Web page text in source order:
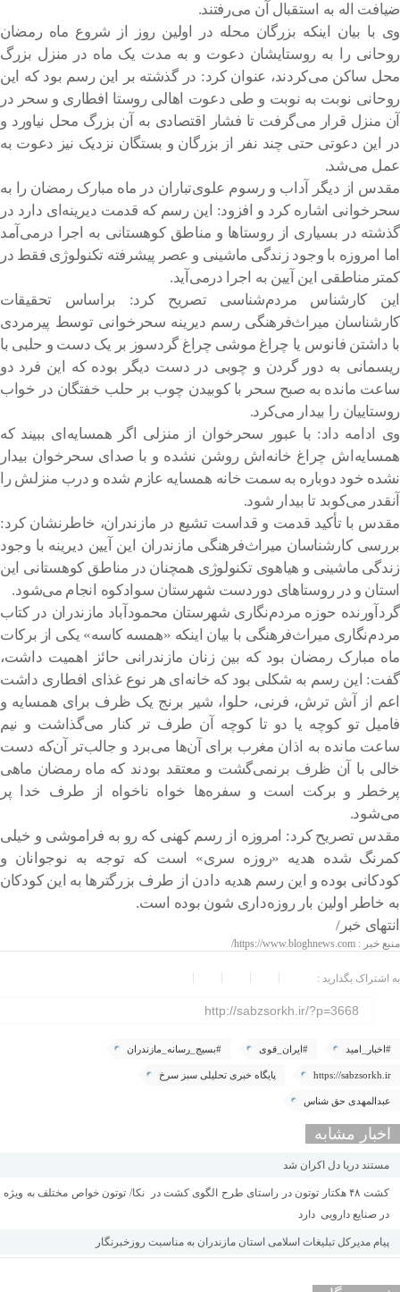
ضیافت اله به استقبال آن می‌رفتند.
وی با بیان اینکه بزرگان محله در اولین روز از شروع ماه رمضان
روحانی را به روستایشان دعوت و به مدت یک ماه در منزل بزرگ
محل ساکن می‌کردند، عنوان کرد: در گذشته بر این رسم بود که این
روحانی نوبت به نوبت و طی دعوت اهالی روستا افطاری و سحر در
آن منزل قرار می‌گرفت تا فشار اقتصادی به آن بزرگ محل نیاورد و
در این دعوتی حتی چند نفر از بزرگان و بستگان نزدیک نیز دعوت به
عمل می‌شد.
مقدس از دیگر آداب و رسوم علوی‌تباران در ماه مبارک رمضان را به
سحرخوانی اشاره کرد و افزود: این رسم که قدمت دیرینه‌ای دارد در
گذشته در بسیاری از روستاها و مناطق کوهستانی به اجرا درمی‌آمد
اما امروزه با وجود زندگی ماشینی و عصر پیشرفته تکنولوژی فقط در
کمتر مناطقی این آیین به اجرا درمی‌آید.
این کارشناس مردم‌شناسی تصریح کرد: براساس تحقیقات
کارشناسان میراث‌فرهنگی رسم دیرینه سحرخوانی توسط پیرمردی
با داشتن فانوس یا چراغ موشی چراغ گردسوز بر یک دست و حلبی با
ریسمانی به دور گردن و چوبی در دست دیگر بوده که این فرد دو
ساعت مانده به صبح سحر با کوبیدن چوب بر حلب خفتگان در خواب
روستاییان را بیدار می‌کرد.
وی ادامه داد: با عبور سحرخوان از منزلی اگر همسایه‌ای ببیند که
همسایه‌اش چراغ خانه‌اش روشن نشده و با صدای سحرخوان بیدار
نشده خود دوباره به سمت خانه همسایه عازم شده و درب منزلش را
آنقدر می‌کوبد تا بیدار شود.
مقدس با تأکید قدمت و قداست تشیع در مازندران، خاطرنشان کرد:
بررسی کارشناسان میراث‌فرهنگی مازندران این آیین دیرینه با وجود
زندگی ماشینی و هیاهوی تکنولوژی همچنان در مناطق کوهستانی این
استان و در روستاهای دوردست شهرستان سوادکوه انجام می‌شود.
گردآورنده حوزه مردم‌نگاری شهرستان محمودآباد مازندران در کتاب
مردم‌نگاری میراث‌فرهنگی با بیان اینکه «همسه کاسه» یکی از برکات
ماه مبارک رمضان بود که بین زنان مازندرانی حائز اهمیت داشت،
گفت: این رسم به شکلی بود که خانه‌ای هر نوع غذای افطاری داشت
اعم از آش ترش، فرنی، حلوا، شیر برنج یک ظرف برای همسایه و
فامیل تو کوچه یا دو تا کوچه آن طرف تر کنار می‌گذاشت و نیم
ساعت مانده به اذان مغرب برای آن‌ها می‌برد و جالب‌تر آن‌که دست
خالی با آن ظرف برنمی‌گشت و معتقد بودند که ماه رمضان ماهی
پرخطر و برکت است و سفره‌ها خواه ناخواه از طرف خدا پر
می‌شود.
مقدس تصریح کرد: امروزه از رسم کهنی که رو به فراموشی و خیلی
کمرنگ شده هدیه «روزه سری» است که توجه به نوجوانان و
کودکانی بوده و این رسم هدیه دادن از طرف بزرگترها به این کودکان
به خاطر اولین بار روزه‌داری شون بوده است.
انتهای خبر/
منبع خبر : https://www.bloghnews.com/
به اشتراک بگذارید :
http://sabzsorkh.ir/?p=3668
#اخبار_امید #ایران_قوی #بسیج_رسانه_مازندران
https://sabzsorkh.ir پایگاه خبری تحلیلی سبز سرخ
عبدالمهدی حق شناس
اخبار مشابه
مستند دریا دل اکران شد
کشت ۴۸ هکتار توتون در راستای طرح الگوی کشت در نکا/ توتون خواص مختلف به ویژه
در صنایع دارویی دارد
پیام مدیرکل تبلیغات اسلامی استان مازندران به مناسبت روزخبرنگار